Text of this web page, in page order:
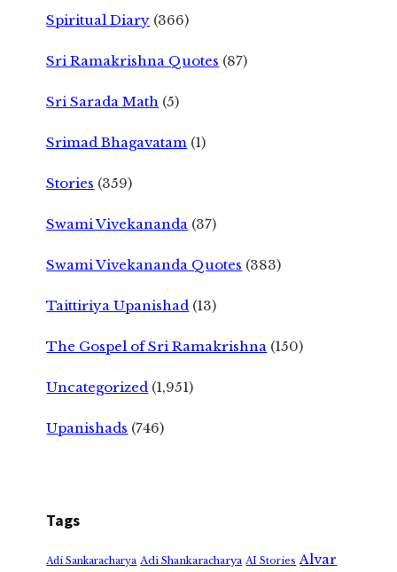
Spiritual Diary (366)
Sri Ramakrishna Quotes (87)
Sri Sarada Math (5)
Srimad Bhagavatam (1)
Stories (359)
Swami Vivekananda (37)
Swami Vivekananda Quotes (383)
Taittiriya Upanishad (13)
The Gospel of Sri Ramakrishna (150)
Uncategorized (1,951)
Upanishads (746)
Tags
Adi Sankaracharya Adi Shankaracharya AI Stories Alvar